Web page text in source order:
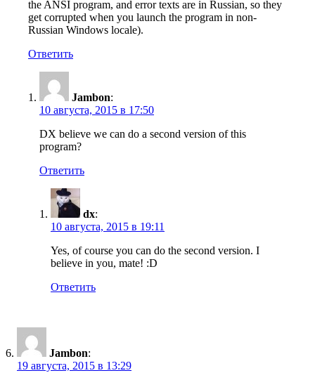
the ANSI program, and error texts are in Russian, so they
get corrupted when you launch the program in non-
Russian Windows locale).
Ответить
Jambon:
10 августа, 2015 в 17:50
DX believe we can do a second version of this
program?
Ответить
dx:
10 августа, 2015 в 19:11
Yes, of course you can do the second version. I
believe in you, mate! :D
Ответить
Jambon:
19 августа, 2015 в 13:29